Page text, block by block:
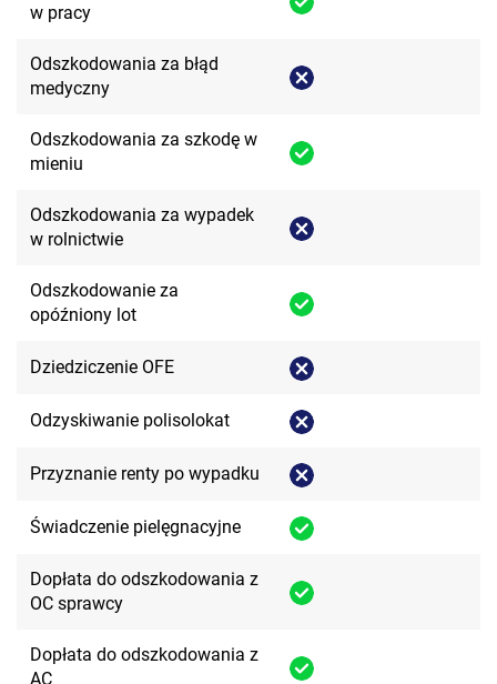
w pracy
Odszkodowania za błąd
medyczny
Odszkodowania za szkodę w
mieniu
Odszkodowania za wypadek
w rolnictwie
Odszkodowanie za
opóźniony lot
Dziedziczenie OFE
Odzyskiwanie polisolokat
Przyznanie renty po wypadku
Świadczenie pielęgnacyjne
Dopłata do odszkodowania z
OC sprawcy
Dopłata do odszkodowania z
AC